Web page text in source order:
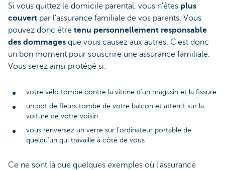
Si vous quittez le domicile parental, vous n'êtes plus
couvert par l'assurance familiale de vos parents. Vous
pouvez donc être tenu personnellement responsable
des dommages que vous causez aux autres. C'est donc
un bon moment pour souscrire une assurance familiale.
Vous serez ainsi protégé si:
votre vélo tombe contre la vitrine d'un magasin et la fissure
un pot de fleurs tombe de votre balcon et atterrit sur la
voiture de votre voisin
vous renversez un verre sur l'ordinateur portable de
quelqu'un qui travaille à côté de vous
Ce ne sont là que quelques exemples où l'assurance